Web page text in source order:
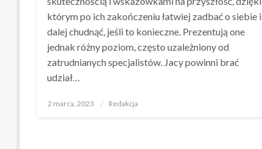
którym po ich zakończeniu łatwiej zadbać o siebie i
dalej chudnąć, jeśli to konieczne. Prezentują one
jednak różny poziom, często uzależniony od
zatrudnianych specjalistów. Jacy powinni brać
udział…
Opublikowane
2 marca, 2023 Redakcja